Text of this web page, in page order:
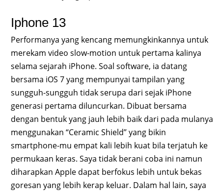
Iphone 13
Performanya yang kencang memungkinkannya untuk
merekam video slow-motion untuk pertama kalinya
selama sejarah iPhone. Soal software, ia datang
bersama iOS 7 yang mempunyai tampilan yang
sungguh-sungguh tidak serupa dari sejak iPhone
generasi pertama diluncurkan. Dibuat bersama
dengan bentuk yang jauh lebih baik dari pada mulanya
menggunakan “Ceramic Shield” yang bikin
smartphone-mu empat kali lebih kuat bila terjatuh ke
permukaan keras. Saya tidak berani coba ini namun
diharapkan Apple dapat berfokus lebih untuk bekas
goresan yang lebih kerap keluar. Dalam hal lain, saya